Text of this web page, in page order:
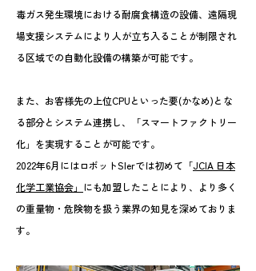
毒ガス発生環境における耐腐食構造の設備、 遠隔現
場支援システムにより人が立ち入ることが制限され
る区域での自動化設備の構築が可能です。
また、お客様先の上位CPUといった要(かなめ)とな
る部分とシステム連携し、
「スマートファクトリー
化」を実現することが可能です。
2022年6月にはロボットSIerでは初めて「JCIA 日本
化学工業協会」 にも加盟したことにより、
より多く
の重量物・危険物を扱う業界の知見を深めておりま
す。